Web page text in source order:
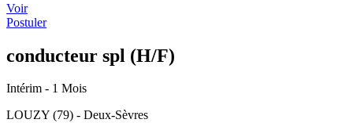
Voir
Postuler
conducteur spl (H/F)
Intérim - 1 Mois
LOUZY (79) - Deux-Sèvres